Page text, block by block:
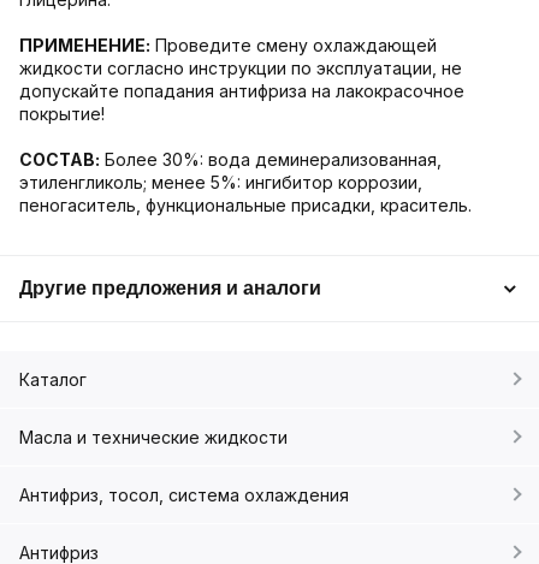
ПРИМЕНЕНИЕ: Проведите смену охлаждающей
жидкости согласно инструкции по эксплуатации, не
допускайте попадания антифриза на лакокрасочное
покрытие!
СОСТАВ: Более 30%: вода деминерализованная,
этиленгликоль; менее 5%: ингибитор коррозии,
пеногаситель, функциональные присадки, краситель.
Другие предложения и аналоги
Каталог
Масла и технические жидкости
Антифриз, тосол, система охлаждения
Антифриз